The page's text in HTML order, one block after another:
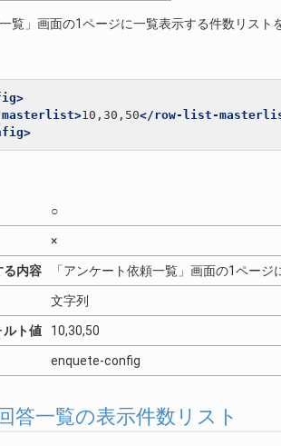
一覧」画面の1ページに一覧表示する件数リス
10,30,50</row-list-
○
×
る内容 「アンケート依頼一覧」画面の1ペー
文字列
ルト値 10,30,50
enquete-config
答一覧の表示件数リスト